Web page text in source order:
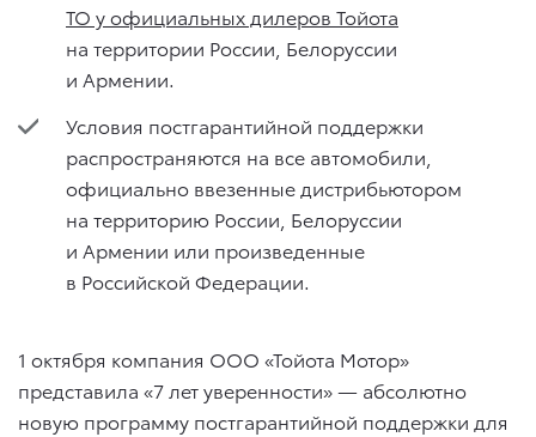
ТО у официальных дилеров Тойота
на территории России, Белоруссии
и Армении.
Условия постгарантийной поддержки
распространяются на все автомобили,
официально ввезенные дистрибьютором
на территорию России, Белоруссии
и Армении или произведенные
в Российской Федерации.
1 октября компания ООО «Тойота Мотор»
представила «7 лет уверенности» — абсолютно
новую программу постгарантийной поддержки для